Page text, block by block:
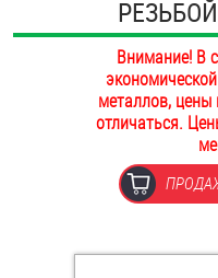
ОПЛАТА И ДОСТАВКА
НАШИ МАГАЗИНЫ
Втулки
Дюймовый крепёж
РЕЗЬБОЙ
Внимание! В
металлов, цены
отличаться.